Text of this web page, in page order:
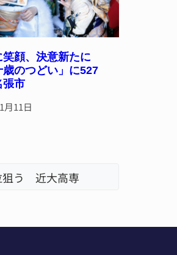
笑顔、決意新たに
歳のつどい」に527
市
月11日
狙う 近大高専